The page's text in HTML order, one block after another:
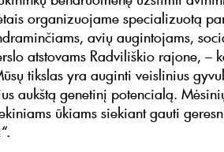
organizuojame specializuotą
avių augintojams,
atstovams Radviliškio rajone, –
tikslas yra auginti veislinius
aukštą genetinį potencialą.
ūkiams siekiant gauti